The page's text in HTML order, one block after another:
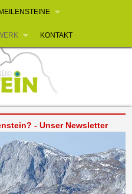
KONTAKT
- Unser Newsletter